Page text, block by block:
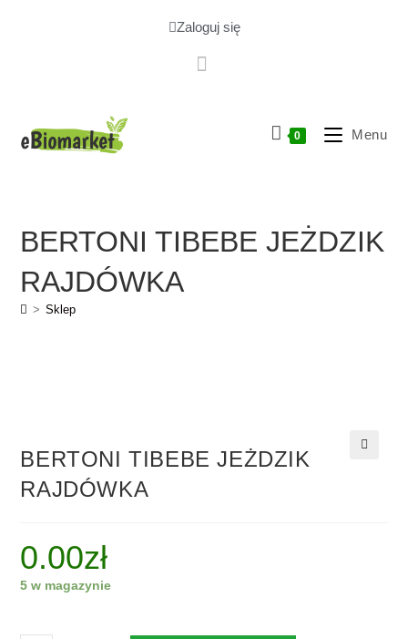
Zaloguj się
0 Menu
BERTONI TIBEBE JEŻDZIK
RAJDÓWKA
> Sklep
BERTONI TIBEBE JEŻDZIK
RAJDÓWKA
0.00zł
5 w magazynie